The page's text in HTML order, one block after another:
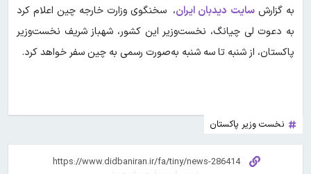
به گزارش سایت دیدبان ایران، سخنگوی وزارت خارجه چین اعلام کرد
به دعوت لی چیانگ، نخست‌وزیر این کشور، شهباز شریف نخست‌وزیر
پاکستان، از شنبه تا سه شنبه به‌صورت رسمی به چین سفر خواهد کرد.
نخست وزیر پاکستان